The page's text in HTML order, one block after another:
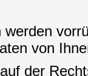
von
der